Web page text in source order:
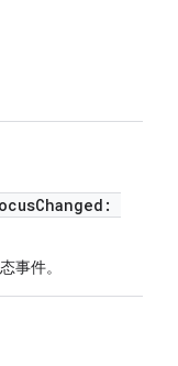
事件。